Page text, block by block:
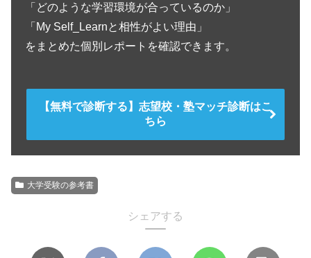
「どのような学習環境が合っているのか」
「My Self_Learnと相性がよい理由」
をまとめた個別レポートを確認できます。
【無料で診断する】志望校・塾マッチ診断はこ
ちら
大学受験の参考書
シェアする